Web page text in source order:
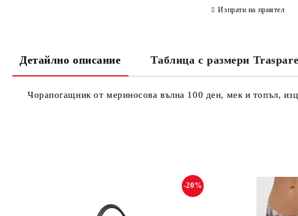
Изпрати на приятел
Детайлно описание Таблица с размери
Чорапогащник от мериносова вълна 100 ден, мек и топъл,
-20%